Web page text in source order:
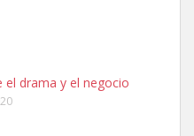
el drama y el negocio